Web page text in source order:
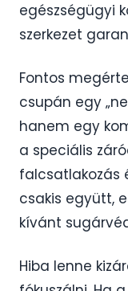
egészségügyi
szerkezet
Fontos
csupán egy
hanem egy
a speciális
falcsatlakozás
csakis együtt,
kívánt
Hiba lenne